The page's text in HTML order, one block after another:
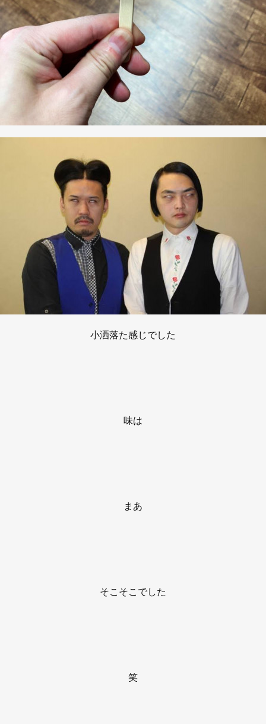
小洒落た感じでした
味は
まあ
そこそこでした
笑